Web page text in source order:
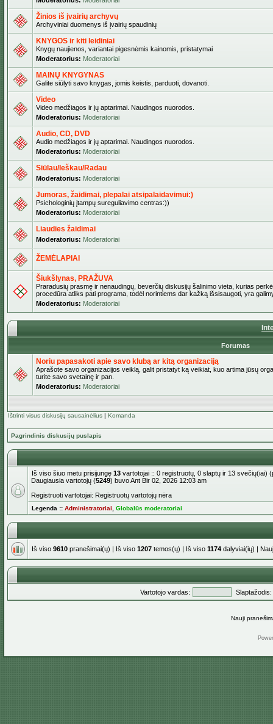
Žinios iš įvairių archyvų
Archyviniai duomenys iš įvairių spaudinių
KNYGOS ir kiti leidiniai
Knygų naujienos, variantai pigesnėmis kainomis, pristatymai
Moderatorius: Moderatoriai
MAINŲ KNYGYNAS
Galite siūlyti savo knygas, jomis keistis, parduoti, dovanoti.
Video
Video medžiagos ir jų aptarimai. Naudingos nuorodos.
Moderatorius: Moderatoriai
Audio, CD, DVD
Audio medžiagos ir jų aptarimai. Naudingos nuorodos.
Moderatorius: Moderatoriai
Siūlau/Ieškau/Radau
Moderatorius: Moderatoriai
Jumoras, žaidimai, plepalai atsipalaidavimui:)
Psichologinių įtampų sureguliavimo centras:))
Moderatorius: Moderatoriai
Liaudies žaidimai
Moderatorius: Moderatoriai
ŽEMĖLAPIAI
Šiukšlynas, PRAŽUVA
Praradusių prasmę ir nenaudingų, beverčių diskusijų šalinimo vieta, kurias
procedūra atliks pati programa, todėl norintiems dar kažką išsisaugoti, yra
Moderatorius: Moderatoriai
Forumas
Noriu papasakoti apie savo klubą ar kitą organizaciją
Aprašote savo organizacijos veiklą, galit pristatyt ką veikiat, kuo artima jūsų
turite savo svetainę ir pan.
Moderatorius: Moderatoriai
Ištrinti visus diskusijų sausainėlius | Komanda
Pagrindinis diskusijų puslapis
Iš viso šiuo metu prisijungę 13 vartotojai :: 0 registruotų, 0 slaptų ir 13 svečių(iai)
Daugiausia vartotojų (5249) buvo Ant Bir 02, 2026 12:03 am
Registruoti vartotojai: Registruotų vartotojų nėra
Legenda :: Administratoriai Globalūs moderatoriai
Iš viso 9610 pranešimai(ų) | Iš viso 1207 temos(ų) | Iš viso 1174 dalyviai(ių) |
Vartotojo vardas: Slaptažodis:
Nauji